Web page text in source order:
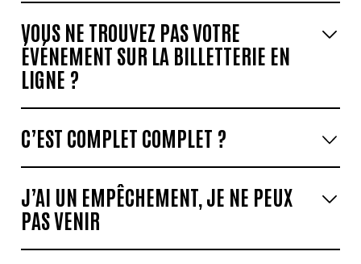
VOUS NE TROUVEZ PAS VOTRE
ÉVÉNEMENT SUR LA BILLETTERIE EN
LIGNE ?
C’EST COMPLET COMPLET ?
J’AI UN EMPÊCHEMENT, JE NE PEUX
PAS VENIR